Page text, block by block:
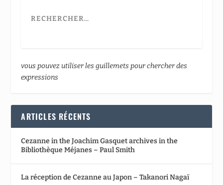
vous pouvez utiliser les guillemets pour chercher des
expressions
ARTICLES RÉCENTS
Cezanne in the Joachim Gasquet archives in the
Bibliothèque Méjanes – Paul Smith
La réception de Cezanne au Japon – Takanori Nagaï